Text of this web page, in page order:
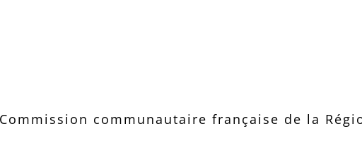
communautaire française de la